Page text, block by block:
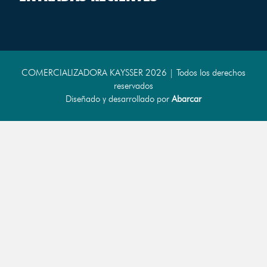
COMERCIALIZADORA KAYSSER 2026 | Todos los derechos
reservados
Diseñado y desarrollado por Abarcar